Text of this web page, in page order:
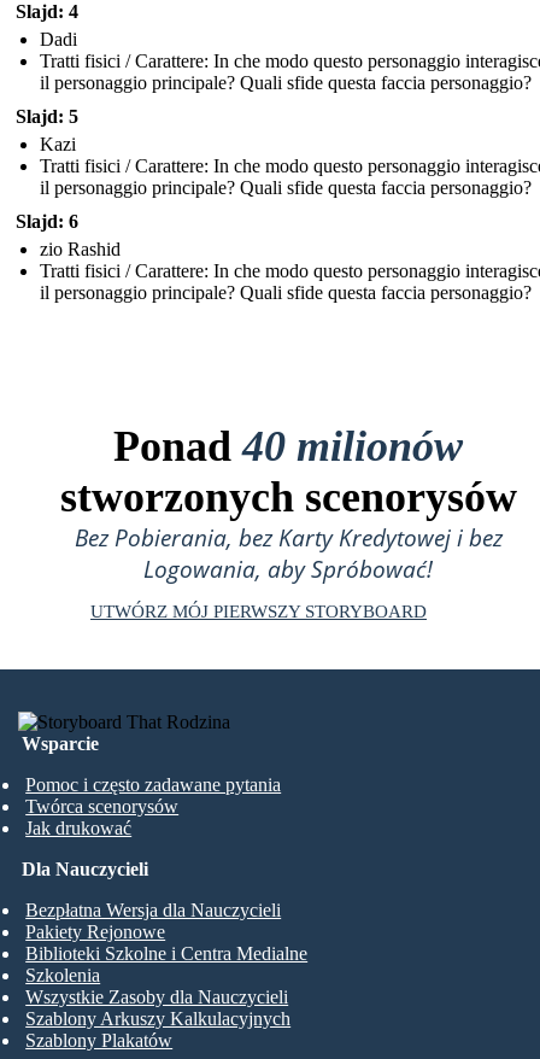
Slajd: 4
Dadi
Tratti fisici / Carattere: In che modo questo personaggio
il personaggio principale? Quali sfide questa faccia personaggio?
Slajd: 5
Kazi
Tratti fisici / Carattere: In che modo questo personaggio
il personaggio principale? Quali sfide questa faccia personaggio?
Slajd: 6
zio Rashid
Tratti fisici / Carattere: In che modo questo personaggio
il personaggio principale? Quali sfide questa faccia personaggio?
Ponad40 milionów
stworzonych scenorysów
Bez Pobierania, bez Karty Kredytowej i bez
Logowania, aby Spróbować!
UTWÓRZ MÓJ PIERWSZY STORYBOARD
Wsparcie
Pomoc i często zadawane pytania
Twórca scenorysów
Jak drukować
Dla Nauczycieli
Bezpłatna Wersja dla Nauczycieli
Pakiety Rejonowe
Biblioteki Szkolne i Centra Medialne
Szkolenia
Wszystkie Zasoby dla Nauczycieli
Szablony Arkuszy Kalkulacyjnych
Szablony Plakatów